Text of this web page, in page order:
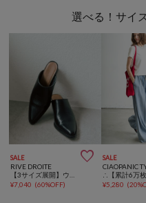
選べる！サイ
SALE 
RIVE DROITE
【3サイズ展開】ウエスタンサボ
¥7,040 (60%OFF)
SALE
CIAOPANIC
¥5,280 (